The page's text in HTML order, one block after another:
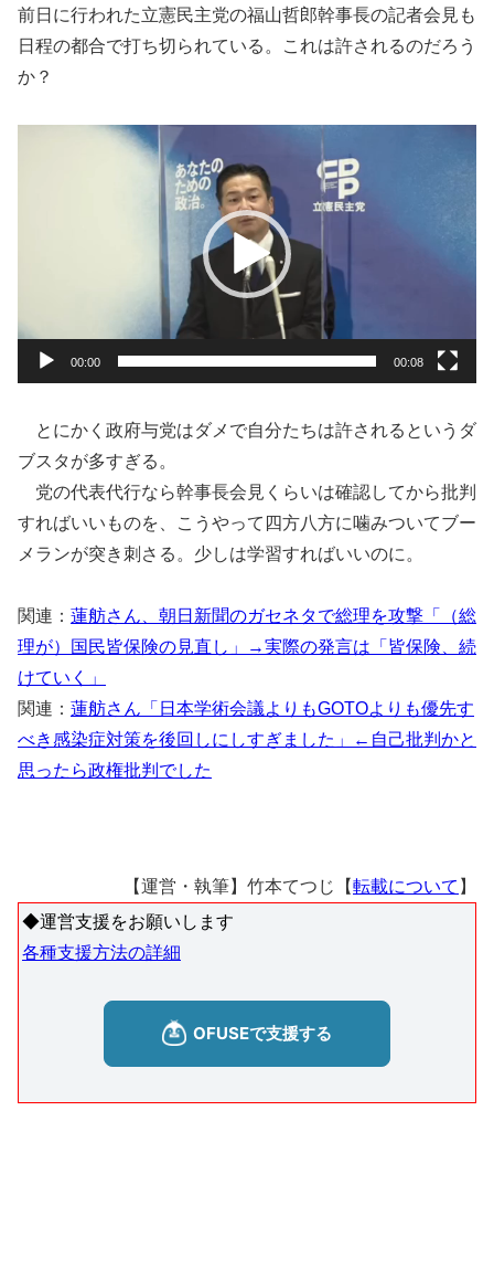
前日に行われた立憲民主党の福山哲郎幹事長の記者会見も
日程の都合で打ち切られている。これは許されるのだろう
か？
ー
00:00 00:08
とにかく政府与党はダメで自分たちは許されるというダ
ブスタが多すぎる。
党の代表代行なら幹事長会見くらいは確認してから批判
すればいいものを、こうやって四方八方に噛みついてブー
メランが突き刺さる。少しは学習すればいいのに。
関連： 蓮舫さん、朝日新聞のガセネタで総理を攻撃「（総
理が）国民皆保険の見直し」→実際の発言は「皆保険、続
けていく」
関連： 蓮舫さん「日本学術会議よりもGOTOよりも優先す
べき感染症対策を後回しにしすぎました」←自己批判かと
思ったら政権批判でした
【運営・執筆】竹本てつじ【転載について 】
◆運営支援をお願いします
各種支援方法の詳細